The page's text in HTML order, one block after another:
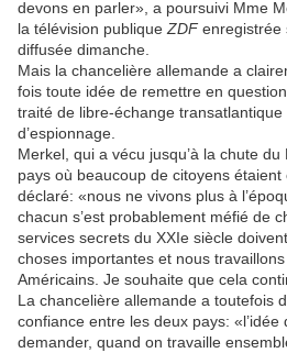
devons en parler», a poursuivi Mme
la télévision publique ZDF enregistrée
diffusée dimanche.
Mais la chancelière allemande a
fois toute idée de remettre en
traité de libre-échange transatlantique
d’espionnage.
Merkel, qui a vécu jusqu’à la chute
pays où beaucoup de citoyens
déclaré: «nous ne vivons plus à
chacun s’est probablement méfié de
services secrets du XXIe siècle
choses importantes et nous
Américains. Je souhaite que cela
La chancelière allemande a toutefois
confiance entre les deux pays: «l’idée
demander, quand on travaille